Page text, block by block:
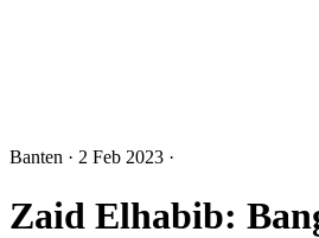
Banten · 2 Feb 2023 ·
Zaid Elhabib: